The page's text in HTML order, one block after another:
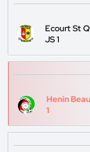
Ecourt St
JS 1
Henin
1